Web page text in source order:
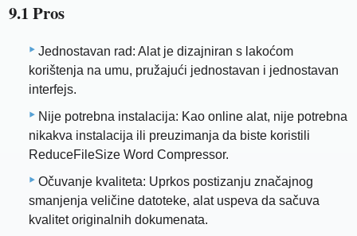
9.1 Pros
Jednostavan rad: Alat je dizajniran s lakoćom
korištenja na umu, pružajući jednostavan i jednostavan
interfejs.
Nije potrebna instalacija: Kao online alat, nije potrebna
nikakva instalacija ili preuzimanja da biste koristili
ReduceFileSize Word Compressor.
Očuvanje kvaliteta: Uprkos postizanju značajnog
smanjenja veličine datoteke, alat uspeva da sačuva
kvalitet originalnih dokumenata.